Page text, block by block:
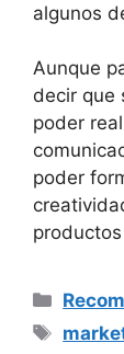
algunos
Aunque
decir que
poder
poder